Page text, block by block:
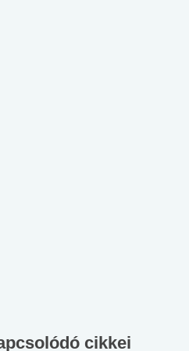
cikkei